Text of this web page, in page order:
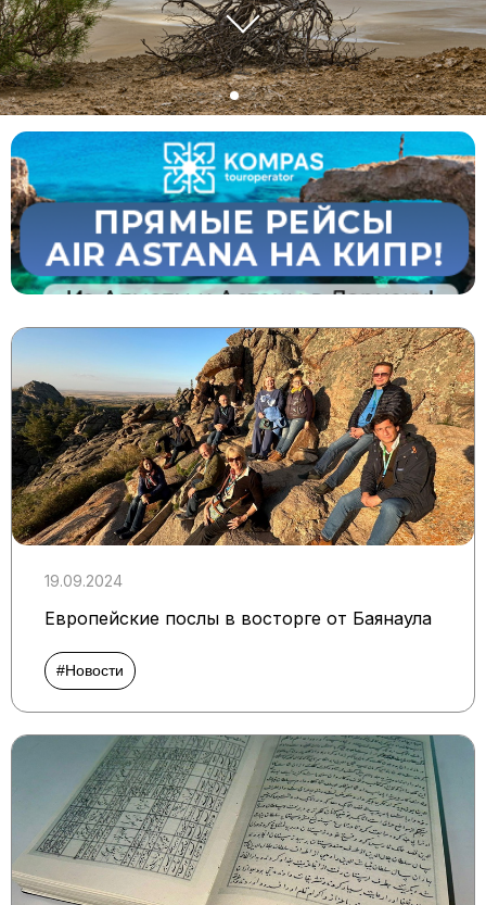
19.09.2024
Европейские послы в восторге от Баянаула
#Новости